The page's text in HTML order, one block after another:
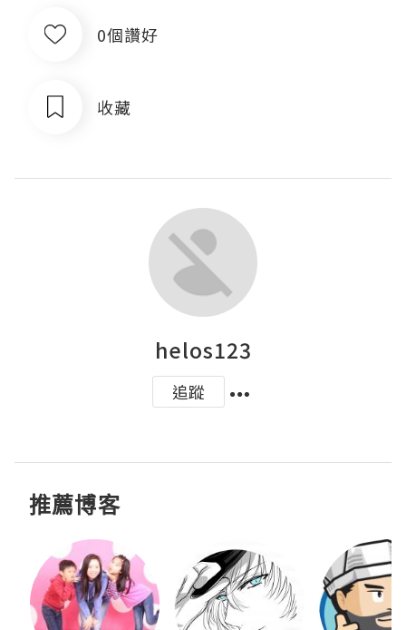
0個讚好
收藏
helos123
追蹤
推薦博客